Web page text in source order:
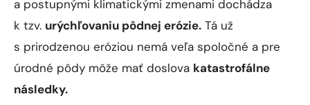
s prirodzenou eróziou nemá veľa spoločné a pre
úrodné pôdy môže mať doslovakatastrofálne
následky.